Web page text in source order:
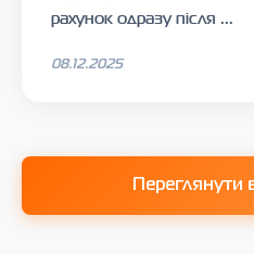
рахунок одразу після ...
08.12.2025
Переглянути